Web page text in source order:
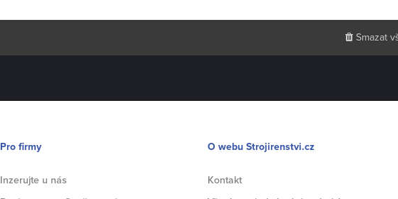
Smazat
Pro firmy
Inzerujte u nás
O webu Strojirenstvi.cz
Kontakt